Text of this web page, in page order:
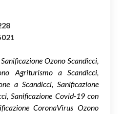
Ozono Scandicci,
Agriturismo a Scandicci,
a Scandicci, Sanificazione
Sanificazione Covid-19 con
CoronaVirus Ozono